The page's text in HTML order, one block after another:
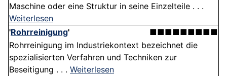
Maschine oder eine Struktur in seine Einzelteile . . .
Weiterlesen
'Rohrreinigung'
■■■■■■■■■
Rohrreinigung im Industriekontext bezeichnet die
spezialisierten Verfahren und Techniken zur
Beseitigung . . . Weiterlesen